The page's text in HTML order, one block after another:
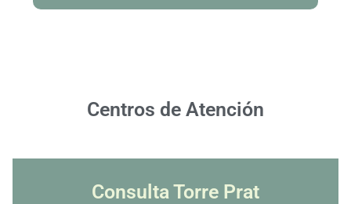
Centros de Atención
Consulta Torre Prat